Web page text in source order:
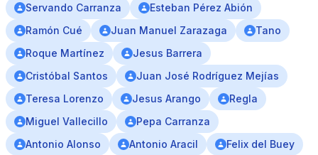
Servando Carranza
Esteban Pérez Abión
Ramón Cué
Juan Manuel Zarazaga
Tano
Roque Martínez
Jesus Barrera
Cristóbal Santos
Juan José Rodríguez Mejías
Teresa Lorenzo
Jesus Arango
Regla
Miguel Vallecillo
Pepa Carranza
Antonio Alonso
Antonio Aracil
Felix del Buey